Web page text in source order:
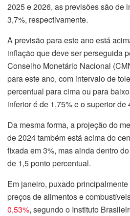
2025 e 2026, as previsões são de
3,7%, respectivamente.
A previsão para este ano está
inflação que deve ser perseguida
Conselho Monetário Nacional
para este ano, com intervalo de
percentual para cima ou para
inferior é de 1,75% e o superior de
Da mesma forma, a projeção do
de 2024 também está acima do
fixada em 3%, mas ainda dentro
de 1,5 ponto percentual.
Em janeiro, puxado
preços de alimentos e
0,53%, segundo o Instituto